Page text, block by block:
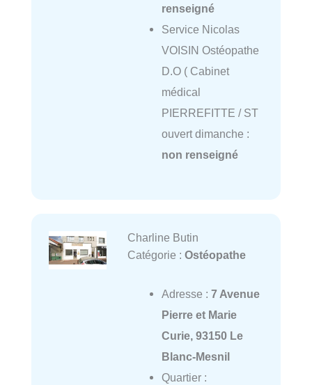
renseigné
Service Nicolas
VOISIN Ostéopathe
D.O ( Cabinet
médical
PIERREFITTE / ST
ouvert dimanche :
non renseigné
Charline Butin
Catégorie : Ostéopathe
Adresse : 7 Avenue
Pierre et Marie
Curie, 93150 Le
Blanc-Mesnil
Quartier :